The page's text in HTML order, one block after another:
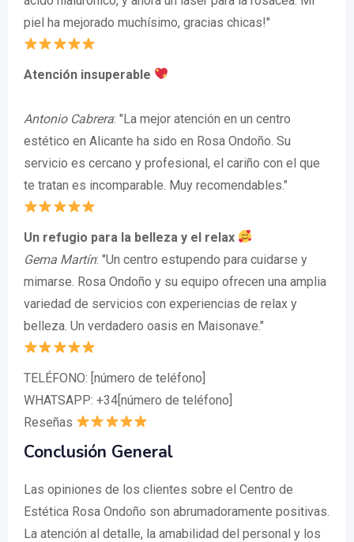
piel ha mejorado muchísimo, gracias chicas!"
Atención insuperable
Antonio Cabrera: "La mejor atención en un centro
estético en Alicante ha sido en Rosa Ondoño. Su
servicio es cercano y profesional, el cariño con el que
te tratan es incomparable. Muy recomendables."
Un refugio para la belleza y el relax
Gema Martín: "Un centro estupendo para cuidarse y
mimarse. Rosa Ondoño y su equipo ofrecen una amplia
variedad de servicios con experiencias de relax y
belleza. Un verdadero oasis en Maisonave."
TELÉFONO: [número de teléfono]
WHATSAPP: +34[número de teléfono]
Reseñas
Conclusión General
Las opiniones de los clientes sobre el Centro de
Estética Rosa Ondoño son abrumadoramente positivas.
La atención al detalle, la amabilidad del personal y los